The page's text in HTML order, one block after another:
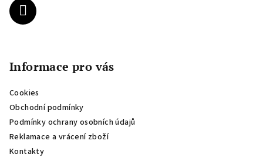
Informace pro vás
Cookies
Obchodní podmínky
Podmínky ochrany osobních údajů
Reklamace a vrácení zboží
Kontakty